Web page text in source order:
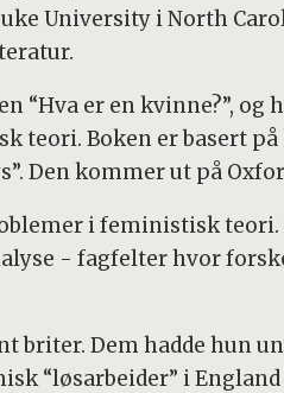
University i North
“Hva er en kvinne?”, og
Boken er basert på
Den kommer ut på
i feministisk
- fagfelter hvor
briter. Dem hadde hun
“løsarbeider” i